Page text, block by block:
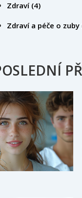
Zdraví (4)
Zdraví a péče o zuby